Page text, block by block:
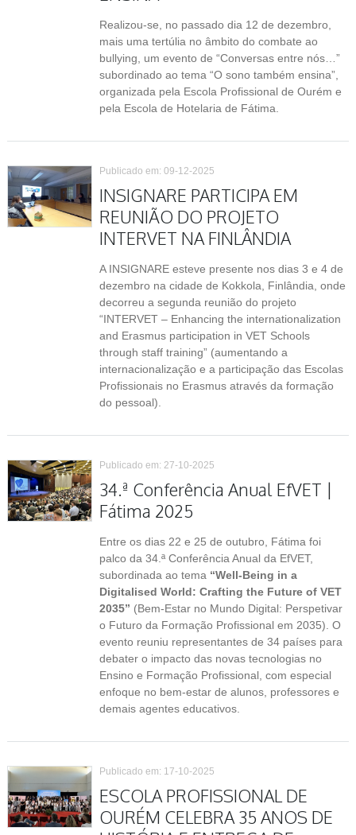
Realizou-se, no passado dia 12 de dezembro,
mais uma tertúlia no âmbito do combate ao
bullying, um evento de “Conversas entre nós…”
subordinado ao tema “O sono também ensina”,
organizada pela Escola Profissional de Ourém e
pela Escola de Hotelaria de Fátima.
Publicado em: 09-12-2025
INSIGNARE PARTICIPA EM
REUNIÃO DO PROJETO
INTERVET NA FINLÂNDIA
A INSIGNARE esteve presente nos dias 3 e 4 de
dezembro na cidade de Kokkola, Finlândia, onde
decorreu a segunda reunião do projeto
“INTERVET – Enhancing the internationalization
and Erasmus participation in VET Schools
through staff training” (aumentando a
internacionalização e a participação das Escolas
Profissionais no Erasmus através da formação
do pessoal).
Publicado em: 27-10-2025
34.ª Conferência Anual EfVET |
Fátima 2025
Entre os dias 22 e 25 de outubro, Fátima foi
palco da 34.ª Conferência Anual da EfVET,
subordinada ao tema “Well-Being in a
Digitalised World: Crafting the Future of VET
2035” (Bem-Estar no Mundo Digital: Perspetivar
o Futuro da Formação Profissional em 2035). O
evento reuniu representantes de 34 países para
debater o impacto das novas tecnologias no
Ensino e Formação Profissional, com especial
enfoque no bem-estar de alunos, professores e
demais agentes educativos.
Publicado em: 17-10-2025
ESCOLA PROFISSIONAL DE
OURÉM CELEBRA 35 ANOS DE